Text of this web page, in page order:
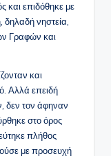
και επιδόθηκε με
νηστεία,
Γραφών και
και
Αλλά επειδή
δεν τον άφηναν
στο όρος
πλήθος
με προσευχή